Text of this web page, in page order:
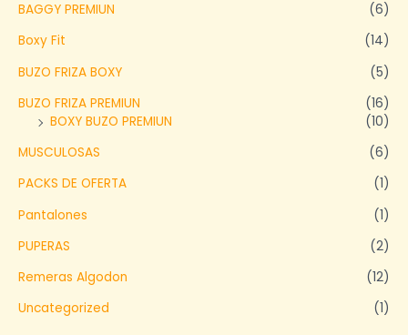
BAGGY PREMIUN
(6)
Boxy Fit
(14)
BUZO FRIZA BOXY
(5)
BUZO FRIZA PREMIUN
(16)
BOXY BUZO PREMIUN
(10)
MUSCULOSAS
(6)
PACKS DE OFERTA
(1)
Pantalones
(1)
PUPERAS
(2)
Remeras Algodon
(12)
Uncategorized
(1)